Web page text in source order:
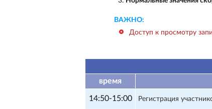
ВАЖНО:
Доступ к просмотру
время
14:50-15:00 Регистрация